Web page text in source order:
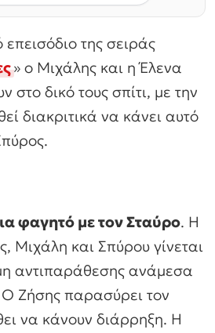
επεισόδιο της σειράς
» ο Μιχάλης και η Έλενα
στο δικό τους σπίτι, με την
διακριτικά να κάνει αυτό
φαγητό με τον Σταύρο. Η
Μιχάλη και Σπύρου γίνεται
αντιπαράθεσης ανάμεσα
Ζήσης παρασύρει τον
να κάνουν διάρρηξη. Η